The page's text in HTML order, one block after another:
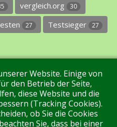
vergleich.org 30
27 Testsieger 27
Über uns Kontakt
Website. Einige von
den Betrieb der Seite,
diese Website und die
(Tracking Cookies).
ob Sie die Cookies
Sie, dass bei einer